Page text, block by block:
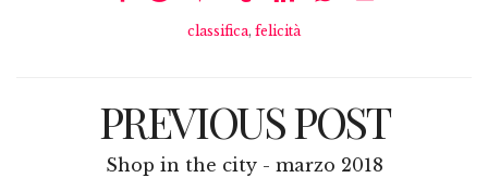
classifica, felicità
PREVIOUS POST
Shop in the city - marzo 2018